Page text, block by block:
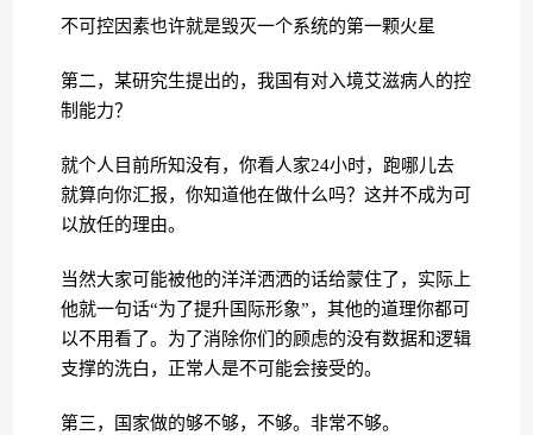
不可控因素也许就是毁灭一个系统的第一颗火星
第二，某研究生提出的，我国有对入境艾滋病人的控
制能力？
就个人目前所知没有，你看人家24小时，跑哪儿去
就算向你汇报，你知道他在做什么吗？这并不成为可
以放任的理由。
当然大家可能被他的洋洋洒洒的话给蒙住了，实际上
他就一句话“为了提升国际形象”，其他的道理你都可
以不用看了。为了消除你们的顾虑的没有数据和逻辑
支撑的洗白，正常人是不可能会接受的。
第三，国家做的够不够，不够。非常不够。